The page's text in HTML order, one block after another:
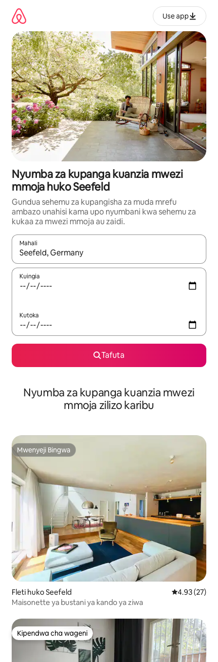
kwenda
kwenye
maudhui
Use app
Nyumba za kupanga kuanzia mwezi
mmoja huko Seefeld
Gundua sehemu za kupangisha za muda mrefu
ambazo unahisi kama upo nyumbani kwa sehemu za
kukaa za mwezi mmoja au zaidi.
Mahali
Wakati matokeo yanapatikana, vinjari kwa kutumia vitufe vya
Kuingia
Kutoka
Tafuta
Nyumba za kupanga kuanzia mwezi
mmoja zilizo karibu
Mwenyeji Bingwa
Mwenyeji Bingwa
Fleti huko Seefeld Ukadiriaji wa
4.93 (27)
Maisonette ya bustani ya kando ya ziwa
Kipendwa cha wageni
Kipendwa cha wageni